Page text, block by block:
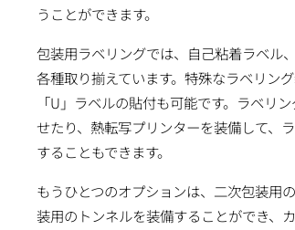
うことができます。
包装用ラベリングでは、自己粘着ラベル
各種取り揃えています。特殊なラベリン
「U」ラベルの貼付も可能です。ラベリ
せたり、熱転写プリンターを装備して、
することもできます。
もうひとつのオプションは、二次包装用
装用のトンネルを装備することができ、